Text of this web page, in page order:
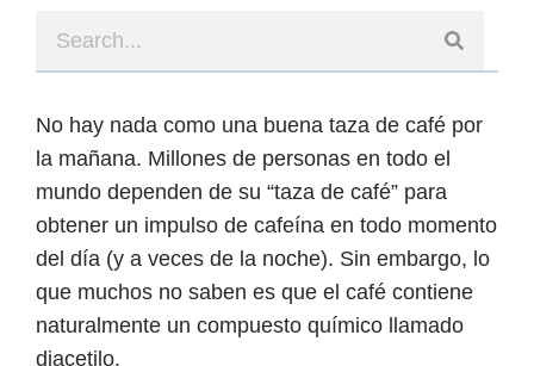
No hay nada como una buena taza de café por
la mañana. Millones de personas en todo el
mundo dependen de su “taza de café” para
obtener un impulso de cafeína en todo momento
del día (y a veces de la noche). Sin embargo, lo
que muchos no saben es que el café contiene
naturalmente un compuesto químico llamado
diacetilo.